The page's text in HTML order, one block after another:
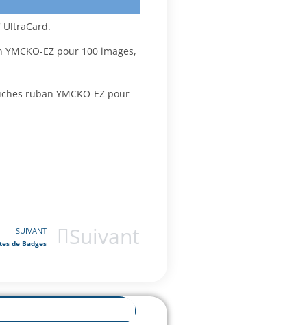
UltraCard.
EZ pour 100 images,
ruban YMCKO-EZ pour
SUIVANT
de Badges Suivant